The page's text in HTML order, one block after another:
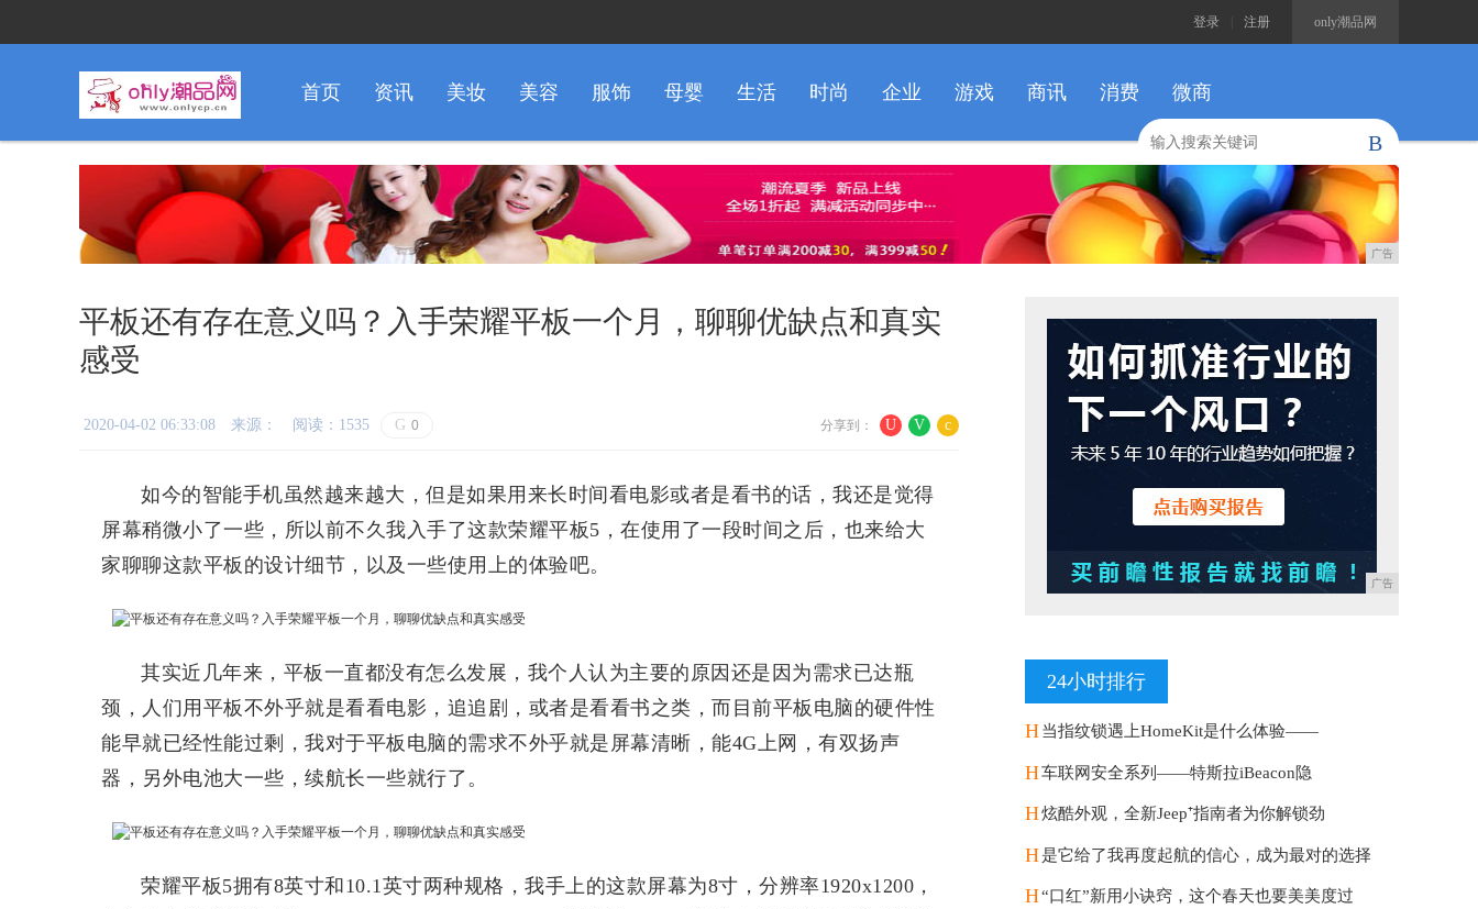
only潮品网
登录 注册
首页 资讯 美妆 美容 服饰 母婴 生活 时尚 企业 游戏 商讯 消费 微商
B
广告
平板还有存在意义吗？入手荣耀平板一个月，聊聊优缺点和真实
感受
U V c
分享到：
2020-04-02 06:33:08 来源： 阅读：1535 G 0
如今的智能手机虽然越来越大，但是如果用来长时间看电影或者是看书的话，我还是觉得
屏幕稍微小了一些，所以前不久我入手了这款荣耀平板5，在使用了一段时间之后，也来给大
家聊聊这款平板的设计细节，以及一些使用上的体验吧。
其实近几年来，平板一直都没有怎么发展，我个人认为主要的原因还是因为需求已达瓶
颈，人们用平板不外乎就是看看电影，追追剧，或者是看看书之类，而目前平板电脑的硬件性
能早就已经性能过剩，我对于平板电脑的需求不外乎就是屏幕清晰，能4G上网，有双扬声
器，另外电池大一些，续航长一些就行了。
荣耀平板5拥有8英寸和10.1英寸两种规格，我手上的这款屏幕为8寸，分辨率1920x1200，
广告
24小时排行
H当指纹锁遇上HomeKit是什么体验——
H车联网安全系列——特斯拉iBeacon隐
H炫酷外观，全新Jeep⁺指南者为你解锁劲
H是它给了我再度起航的信心，成为最对的选择
H“口红”新用小诀窍，这个春天也要美美度过